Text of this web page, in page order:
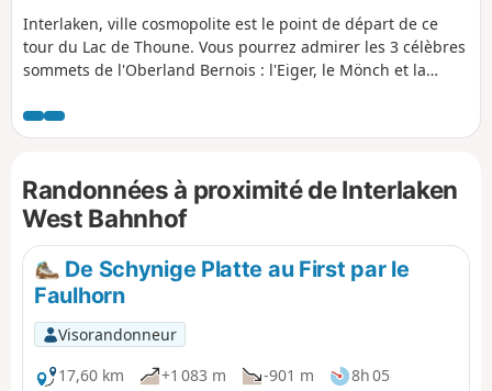
Interlaken, ville cosmopolite est le point de départ de ce
tour du Lac de Thoune. Vous pourrez admirer les 3 célèbres
sommets de l'Oberland Bernois : l'Eiger, le Mönch et la
Vous surplomberez le lac près des Grottes de Saint Béat,
puis traverserez le joli village de Merligen. Vous profiterez
sommets tels que le Niederhorn ou le Rothorn de Sigriswil.
Randonnées à proximité de Interlaken
West Bahnhof
De Schynige Platte au First par le
Faulhorn
Visorandonneur
17,60 km
+1 083 m -901 m
8h 05